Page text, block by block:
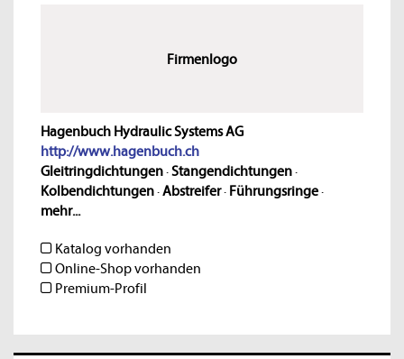
Firmenlogo
Hagenbuch Hydraulic Systems AG
http://www.hagenbuch.ch
Gleitringdichtungen·Stangendichtungen·
Kolbendichtungen·Abstreifer· Führungsringe·
mehr...
Katalog vorhanden
Online-Shop vorhanden
Premium-Profil